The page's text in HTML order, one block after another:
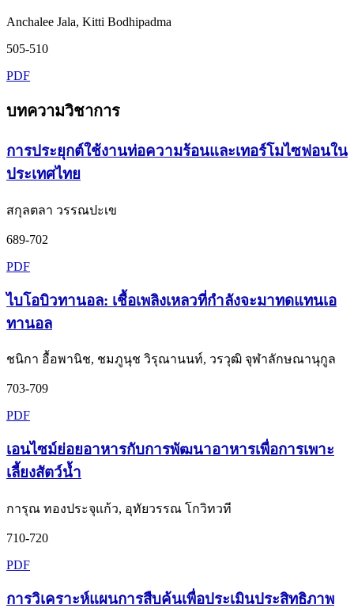
Anchalee Jala, Kitti Bodhipadma
505-510
PDF
บทความวิชาการ
การประยุกต์ใช้งานท่อความร้อนและเทอร์โมไซฟอนใน
ประเทศไทย
สกุลตลา วรรณปะเข
689-702
PDF
ไบโอบิวทานอล: เชื้อเพลิงเหลวที่กำลังจะมาทดแทนเอ
ทานอล
ชนิกา อื้อพานิช, ชมภูนุช วิรุณานนท์, วรวุฒิ จุฬาลักษณานุกูล
703-709
PDF
เอนไซม์ย่อยอาหารกับการพัฒนาอาหารเพื่อการเพาะ
เลี้ยงสัตว์น้ำ
การุณ ทองประจุแก้ว, อุทัยวรรณ โกวิทวที
710-720
PDF
การวิเคราะห์แผนการสืบค้นเพื่อประเมินประสิทธิภาพ